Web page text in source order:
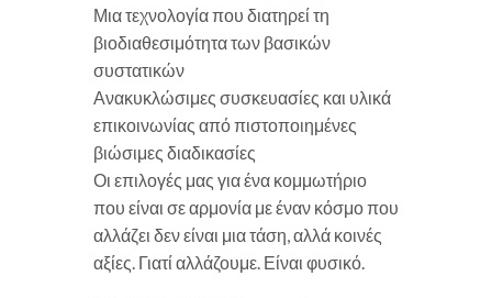
Μια τεχνολογία που διατηρεί τη
βιοδιαθεσιμότητα των βασικών
συστατικών
Ανακυκλώσιμες συσκευασίες και υλικά
επικοινωνίας από πιστοποιημένες
βιώσιμες διαδικασίες
Οι επιλογές μας για ένα κομμωτήριο
που είναι σε αρμονία με έναν κόσμο που
αλλάζει δεν είναι μια τάση, αλλά κοινές
αξίες. Γιατί αλλάζουμε. Είναι φυσικό.